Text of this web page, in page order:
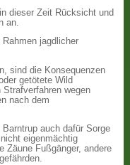
dieser Zeit Rücksicht und
an.
jagdlicher
sind die Konsequenzen
getötete Wild
wegen
nach dem
auch dafür Sorge
eigenmächtig
Zäune Fußgänger, andere